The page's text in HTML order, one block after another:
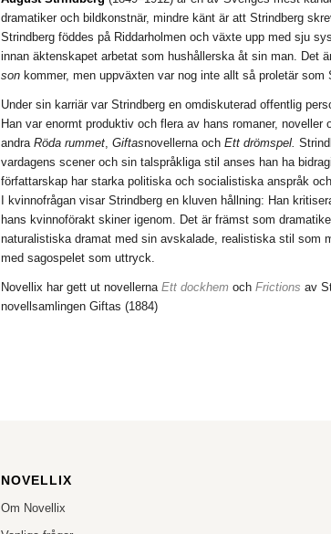
dramatiker och bildkonstnär, mindre känt är att Strindberg
Strindberg föddes på Riddarholmen och växte upp med sju
innan äktenskapet arbetat som hushållerska åt sin man. Det
son kommer, men uppväxten var nog inte allt så proletär som
Under sin karriär var Strindberg en omdiskuterad offentlig
Han var enormt produktiv och flera av hans romaner,
andraRöda rummet,Giftasnovellerna ochEtt drömspel.
vardagens scener och sin talspråkliga stil anses han ha
författarskap har starka politiska och socialistiska anspråk
I kvinnofrågan visar Strindberg en kluven hållning: Han
hans kvinnoförakt skiner igenom. Det är främst som
naturalistiska dramat med sin avskalade, realistiska stil som
med sagospelet som uttryck.
Novellix har gett ut novellernaEtt dockhem ochFrictions av
novellsamlingen Giftas (1884)
NOVELLIX
Om Novellix